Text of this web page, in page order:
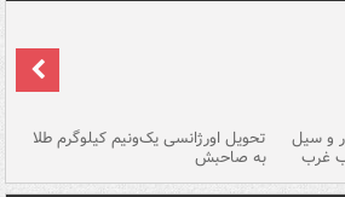
و سیل
غرب
تحویل اورژانسی یک‌ونیم کیلوگرم طلا
به صاحبش